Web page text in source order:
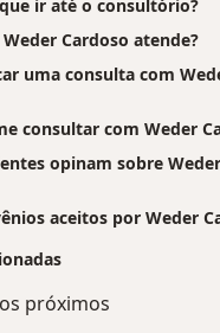
ir até o consultório?
Cardoso atende?
uma consulta com
consultar com Weder
opinam sobre Weder
aceitos por Weder
próximos